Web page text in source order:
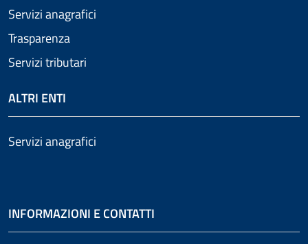
Servizi anagrafici
Trasparenza
Servizi tributari
ALTRI ENTI
Servizi anagrafici
INFORMAZIONI E CONTATTI